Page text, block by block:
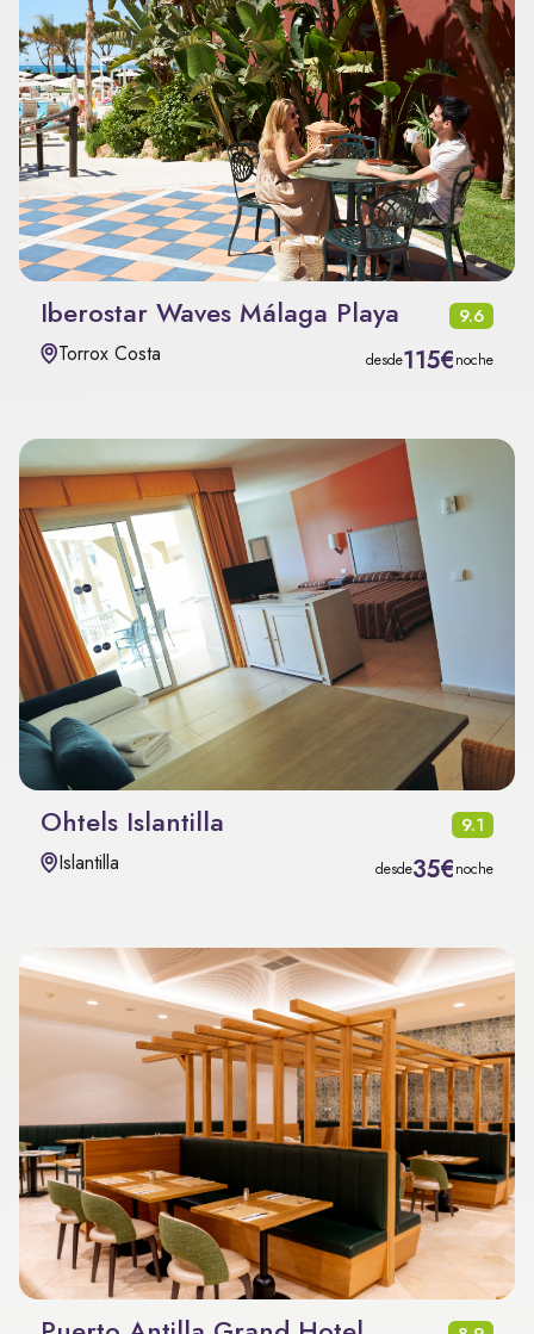
Iberostar Waves Málaga Playa 9.6
Torrox Costa desde115€noche
Ohtels Islantilla 9.1
Islantilla desde35€noche